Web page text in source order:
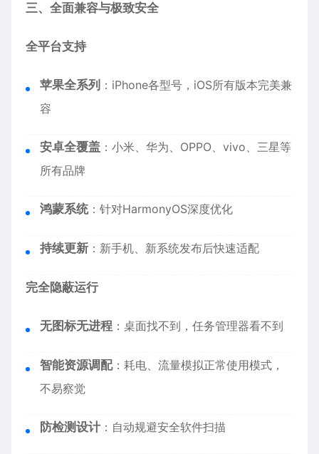
三、全面兼容与极致安全
全平台支持
苹果全系列 ： iPhone各型号，iOS所有版本完美兼
容
安卓全覆盖 ：小米、华为、OPPO、vivo、三星等
所有品牌
鸿蒙系统：针对HarmonyOS深度优化
持续更新 ：新手机、新系统发布后快速适配
完全隐蔽运行
无图标无进程 ：桌面找不到，任务管理器看不到
智能资源调配：耗电、流量模拟正常使用模式，
不易察觉
防检测设计 ：自动规避安全软件扫描